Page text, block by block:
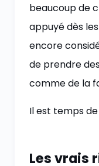
beaucoup de
appuyé dès
encore
de prendre
comme de la
Il est temps
Les vrais